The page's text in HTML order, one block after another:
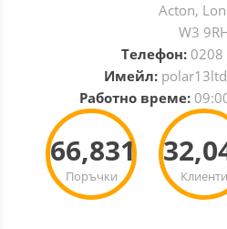
Acton,
W3
Телефон: 0208
Имейл:
Работно време:
Поръчки
66,831
Клиенти